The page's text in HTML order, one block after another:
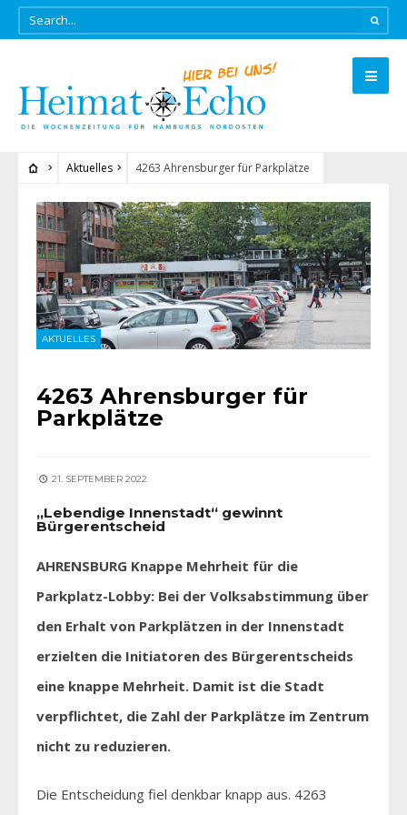
Aktuelles 4263 Ahrensburger für Parkplätze
AKTUELLES
4263 Ahrensburger für
Parkplätze
21. SEPTEMBER 2022
„Lebendige Innenstadt“ gewinnt
Bürgerentscheid
AHRENSBURG Knappe Mehrheit für die
Parkplatz-Lobby: Bei der Volksabstimmung über
den Erhalt von Parkplätzen in der Innenstadt
erzielten die Initiatoren des Bürgerentscheids
eine knappe Mehrheit. Damit ist die Stadt
verpflichtet, die Zahl der Parkplätze im Zentrum
nicht zu reduzieren.
Die Entscheidung fiel denkbar knapp aus. 4263